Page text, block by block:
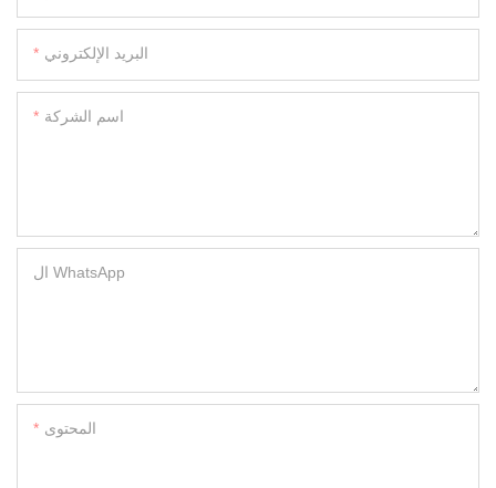
البريد الإلكتروني
اسم الشركة
ال WhatsApp
المحتوى